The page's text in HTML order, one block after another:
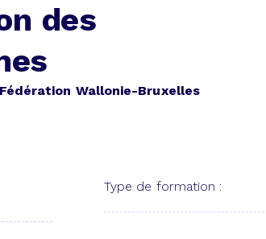
des
Wallonie-Bruxelles
Type de formation :